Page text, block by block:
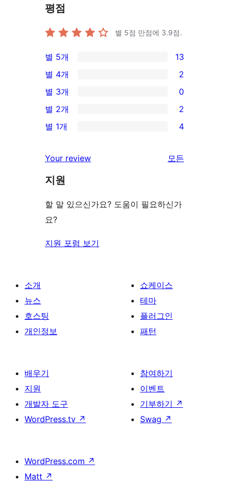
평점
별 5점 만점에 3.9점.
13/5-
별
점
후
기
별 5개 13
2/4-
별
점
후
별 4개 2
0/3-
별
점
기
별 3개 0
2/2-
별
후
기
별 2개 2
4/1-
점
후
별 1개 4
Your review 모든
지원
할 말 있으신가요? 도움이 필요하신가
요?
지원 포럼 보기
소개
뉴스
호스팅
개인정보
쇼케이스
테마
플러그인
패턴
배우기
지원
개발자 도구
WordPress.tv ↗
참여하기
이벤트
기부하기 ↗
Swag ↗
WordPress.com ↗
Matt ↗